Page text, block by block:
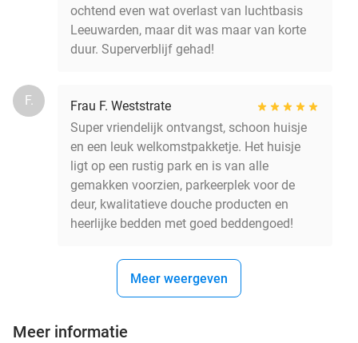
ochtend even wat overlast van luchtbasis
Leeuwarden, maar dit was maar van korte
duur. Superverblijf gehad!
F.
Frau F. Weststrate
Super vriendelijk ontvangst, schoon huisje
en een leuk welkomstpakketje. Het huisje
ligt op een rustig park en is van alle
gemakken voorzien, parkeerplek voor de
deur, kwalitatieve douche producten en
heerlijke bedden met goed beddengoed!
Meer weergeven
Meer informatie